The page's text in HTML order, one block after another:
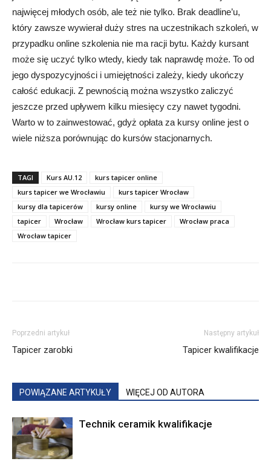
najwięcej młodych osób, ale też nie tylko. Brak deadline’u,
który zawsze wywierał duży stres na uczestnikach szkoleń, w
przypadku online szkolenia nie ma racji bytu. Każdy kursant
może się uczyć tylko wtedy, kiedy tak naprawdę może. To od
jego dyspozycyjności i umiejętności zależy, kiedy ukończy
całość edukacji. Z pewnością można wszystko zaliczyć
jeszcze przed upływem kilku miesięcy czy nawet tygodni.
Warto w to zainwestować, gdyż opłata za kursy online jest o
wiele niższa porównując do kursów stacjonarnych.
TAGI Kurs AU.12
kurs tapicer online
kurs tapicer we Wrocławiu
kurs tapicer Wrocław
kursy dla tapicerów
kursy online
kursy we Wrocławiu
tapicer
Wrocław Wrocław kurs tapicer
Wrocław praca
Wrocław tapicer
Poprzedni artykuł
Tapicer zarobki
Następny artykuł
Tapicer kwalifikacje
POWIĄZANE ARTYKUŁY WIĘCEJ OD AUTORA
Technik ceramik kwalifikacje